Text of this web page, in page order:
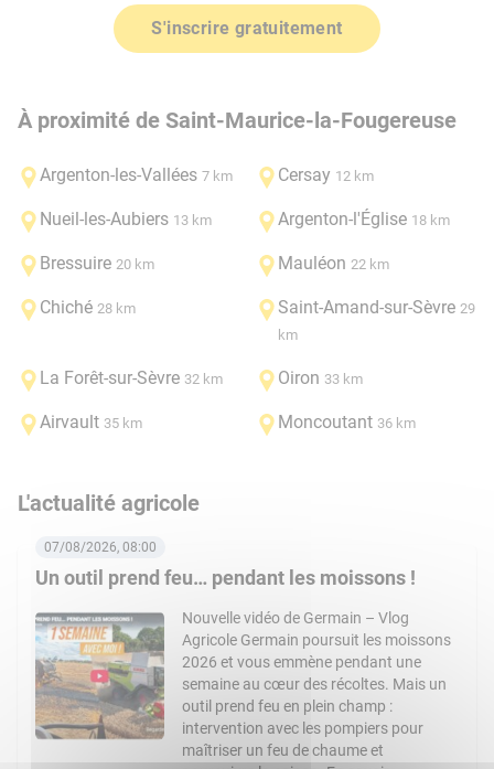
S'inscrire gratuitement
À proximité de Saint-Maurice-la-Fougereuse
Argenton-les-Vallées 7 km Cersay 12 km
Nueil-les-Aubiers 13 km Argenton-l'Église 18 km
Bressuire 20 km Mauléon 22 km
Chiché 28 km Saint-Amand-sur-Sèvre 29
km
La Forêt-sur-Sèvre 32 km Oiron 33 km
Airvault 35 km Moncoutant 36 km
L'actualité agricole
Un outil prend feu… pendant les moissons !
07/08/2026, 08:00
Nouvelle vidéo de Germain – Vlog
Agricole Germain poursuit les moissons
2026 et vous emmène pendant une
semaine au cœur des récoltes. Mais un
outil prend feu en plein champ :
intervention avec les pompiers pour
maîtriser un feu de chaume et